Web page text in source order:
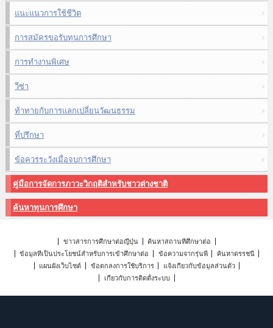
แนะแนวการใช้ชีวิต
การสมัครขอรับทุนการศึกษา
การทำงานพิเศษ
วีซ่า
ท้าทายกับการแลกเปลี่ยนวัฒนธรรม
ที่ปรึกษา
ข้อควรระวังเมื่อจบการศึกษา
คู่มือการจัดการภาวะวิกฤติสำหรับชาวต่างชาติ
ค้นหาทุนการศึกษา
ข่าวสารการศึกษาต่อญี่ปุ่น
ค้นหาสถานที่ศึกษาต่อ
ข้อมูลที่เป็นประโยชน์สำหรับการเข้าศึกษาต่อ
ข้อความจากรุ่นพี่
ค้นหาดรรชนี
แผนผังเว็บไซต์
ข้อตกลงการใช้บริการ
แจ้งเกี่ยวกับข้อมูลส่วนตัว
เกี่ยวกับการติดตั้งระบบ